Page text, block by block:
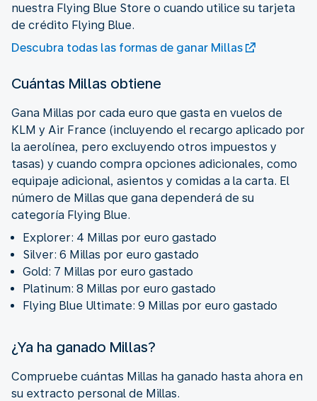
nuestra Flying Blue Store o cuando utilice su tarjeta
de crédito Flying Blue.
Descubra todas las formas de ganar Millas
Cuántas Millas obtiene
Gana Millas por cada euro que gasta en vuelos de
KLM y Air France (incluyendo el recargo aplicado por
la aerolínea, pero excluyendo otros impuestos y
tasas) y cuando compra opciones adicionales, como
equipaje adicional, asientos y comidas a la carta. El
número de Millas que gana dependerá de su
categoría Flying Blue.
Explorer: 4 Millas por euro gastado
Silver: 6 Millas por euro gastado
Gold: 7 Millas por euro gastado
Platinum: 8 Millas por euro gastado
Flying Blue Ultimate: 9 Millas por euro gastado
¿Ya ha ganado Millas?
Compruebe cuántas Millas ha ganado hasta ahora en
su extracto personal de Millas.